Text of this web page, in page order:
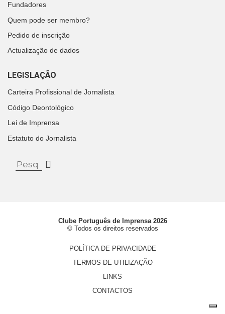
Fundadores
Quem pode ser membro?
Pedido de inscrição
Actualização de dados
LEGISLAÇÃO
Carteira Profissional de Jornalista
Código Deontológico
Lei de Imprensa
Estatuto do Jornalista
Clube Português de Imprensa 2026
© Todos os direitos reservados
POLÍTICA DE PRIVACIDADE
TERMOS DE UTILIZAÇÃO
LINKS
CONTACTOS